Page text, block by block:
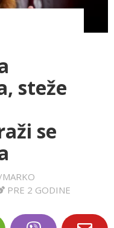
steže
se
PRE 2 GODINE